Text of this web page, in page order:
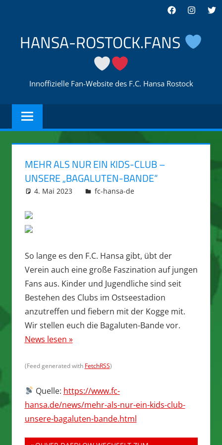
springen
Facebook
HANSA-ROSTOCK.FANS
Innoffizielle Fan-Website des F.C. Hansa Rostock
MEHR ALS NUR EIN KIDS-CLUB –
UNSERE „BAGALUTEN-BANDE“
4. Mai 2023 hansa-rostock.fans-ifttt
fc-hansa-de
So lange es den F.C. Hansa gibt, übt der
Verein auch eine große Faszination auf jungen
Fans aus. Kinder und Jugendliche sind seit
Bestehen des Clubs im Ostseestadion
anzutreffen und fiebern mit der Kogge mit.
Wir stellen euch die Bagaluten-Bande vor.
News lesen »
(Feed generated with FetchRSS)
Quelle: https://www.fc-
hansa.de/news/mehr-als-nur-ein-kids-club-
unsere-bagaluten-bande.html